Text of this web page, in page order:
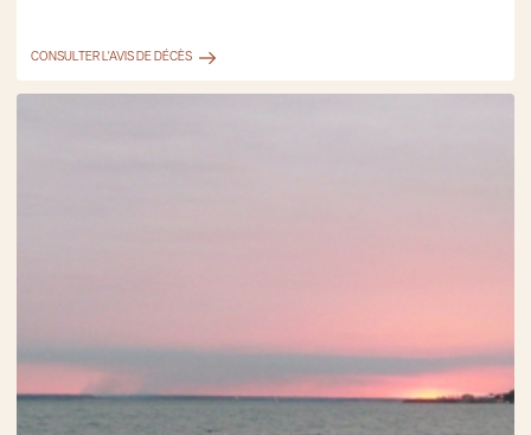
CONSULTER L'AVIS DE DÉCÈS